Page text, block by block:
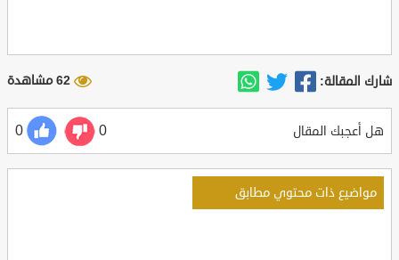
شارك المقالة: 62 مشاهدة
هل أعجبك المقال 0
0
مواضيع ذات محتوي مطابق